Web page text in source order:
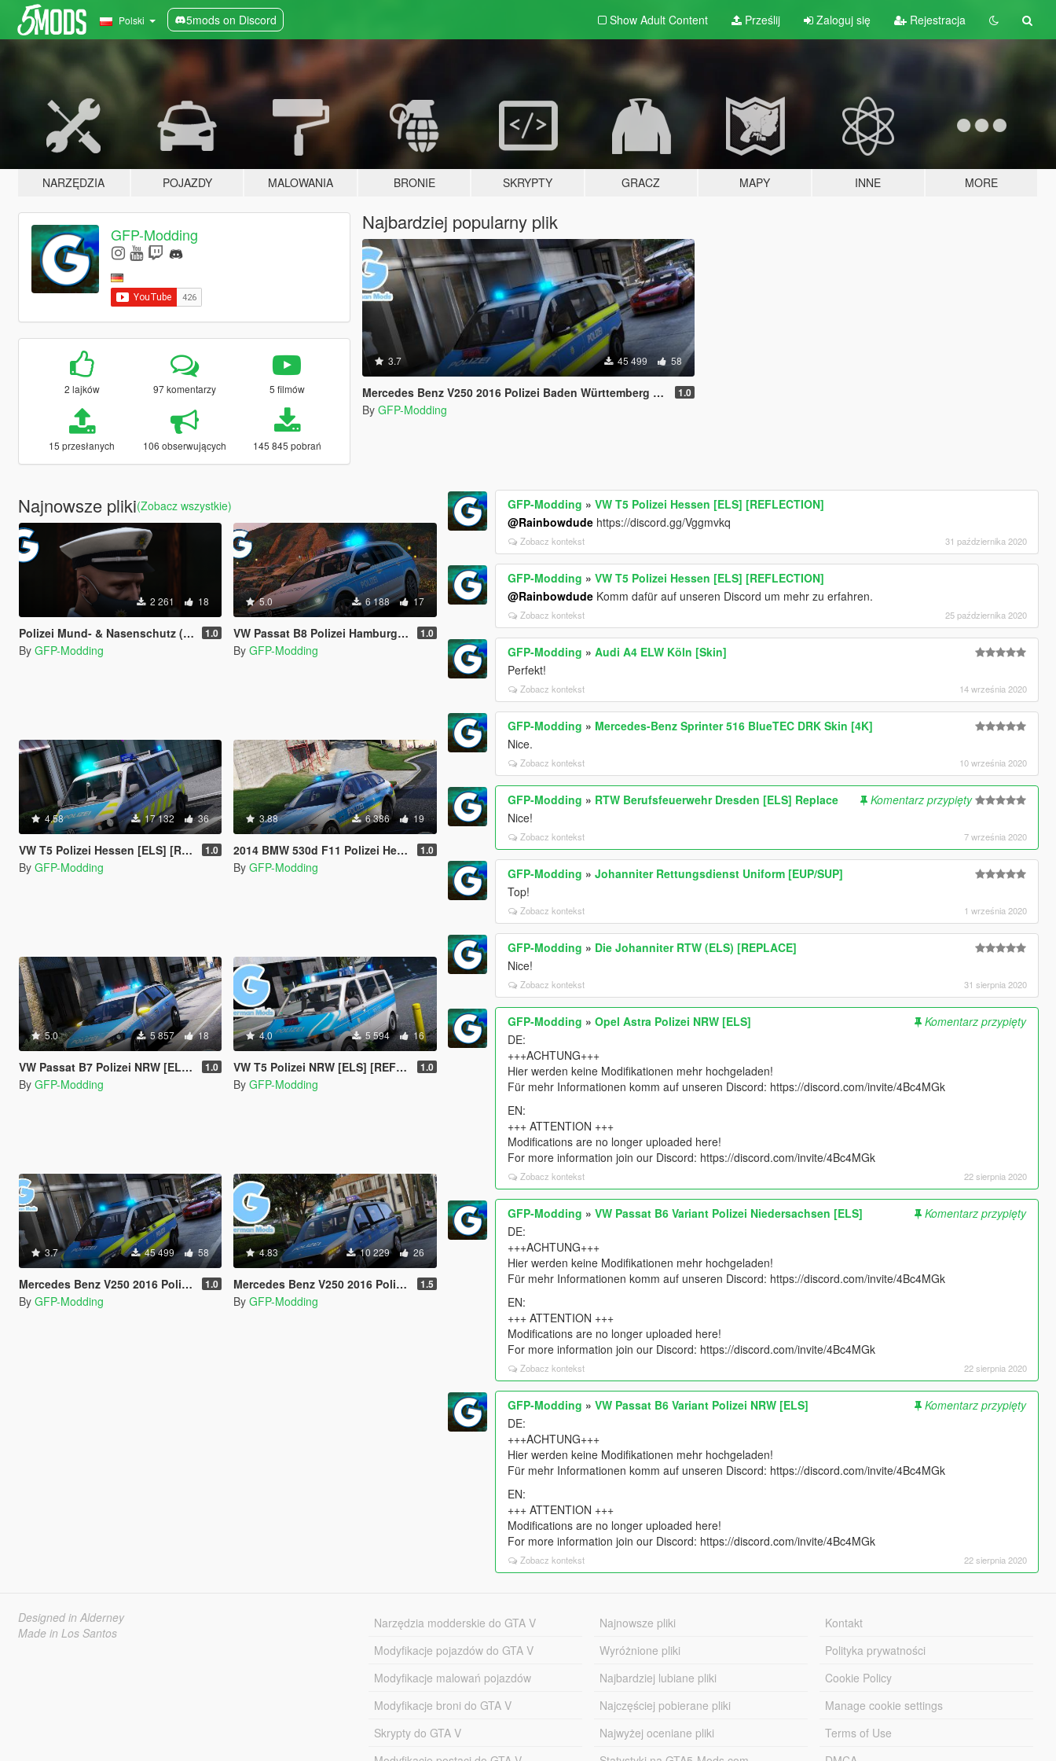
Polski 5mods on Discord Show Adult Content Prześlij Zaloguj się Rejestracja
NARZĘDZIA POJAZDY MALOWANIA BRONIE SKRYPTY GRACZ MAPY INNE MORE
GFP-Modding
2 lajków 97 komentarzy 5 filmów
15 przesłanych 106 obserwujących 145 845 pobrań
Najbardziej popularny plik
3.7 45 499 58
Mercedes Benz V250 2016 Polizei Baden Württemberg [ELS] [REFLECTION] 1.0
By GFP-Modding
Najnowsze pliki(Zobacz wszystkie)
2 261 18
Polizei Mund- & Nasenschutz (Police mask) 1.0
By GFP-Modding
5.0 6 188 17
VW Passat B8 Polizei Hamburg [ELS] 1.0
By GFP-Modding
4.58 17 132 36
VW T5 Polizei Hessen [ELS] [REFLECTION] 1.0
By GFP-Modding
3.88 6 386 19
2014 BMW 530d F11 Polizei Hessen [ELS] [REFLECTION] 1.0
By GFP-Modding
5.0 5 857 18
VW Passat B7 Polizei NRW [ELS] [REFLECTION] 1.0
By GFP-Modding
4.0 5 594 16
VW T5 Polizei NRW [ELS] [REFLECTION] 1.0
By GFP-Modding
3.7 45 499 58
Mercedes Benz V250 2016 Polizei Baden Württemberg [ELS] [REFLECTION] 1.0
By GFP-Modding
4.83 10 229 26
Mercedes Benz V250 2016 Polizei Hessen [ELS] [REFLECTION] 1.5
By GFP-Modding
GFP-Modding »VW T5 Polizei Hessen [ELS] [REFLECTION]
@Rainbowdude https://discord.gg/Vggmvkq
Zobacz kontekst 31 października 2020
GFP-Modding »VW T5 Polizei Hessen [ELS] [REFLECTION]
@Rainbowdude Komm dafür auf unseren Discord um mehr zu erfahren.
Zobacz kontekst 25 października 2020
GFP-Modding »Audi A4 ELW Köln [Skin]
Perfekt!
Zobacz kontekst 14 września 2020
GFP-Modding » Mercedes-Benz Sprinter 516 BlueTEC DRK Skin [4K]
Nice.
Zobacz kontekst 10 września 2020
GFP-Modding » RTW Berufsfeuerwehr Dresden [ELS] Replace
Komentarz przypięty
Nice!
Zobacz kontekst 7 września 2020
GFP-Modding »Johanniter Rettungsdienst Uniform [EUP/SUP]
Top!
Zobacz kontekst 1 września 2020
GFP-Modding » Die Johanniter RTW (ELS) [REPLACE]
Nice!
Zobacz kontekst 31 sierpnia 2020
GFP-Modding »Opel Astra Polizei NRW [ELS]
Komentarz przypięty
DE:
+++ACHTUNG+++
Hier werden keine Modifikationen mehr hochgeladen!
Für mehr Informationen komm auf unseren Discord: https://discord.com/invite/4Bc4MGk
EN:
+++ ATTENTION +++
Modifications are no longer uploaded here!
For more information join our Discord: https://discord.com/invite/4Bc4MGk
Zobacz kontekst 22 sierpnia 2020
GFP-Modding »VW Passat B6 Variant Polizei Niedersachsen [ELS]
Komentarz przypięty
DE:
+++ACHTUNG+++
Hier werden keine Modifikationen mehr hochgeladen!
Für mehr Informationen komm auf unseren Discord: https://discord.com/invite/4Bc4MGk
EN:
+++ ATTENTION +++
Modifications are no longer uploaded here!
For more information join our Discord: https://discord.com/invite/4Bc4MGk
Zobacz kontekst 22 sierpnia 2020
GFP-Modding »VW Passat B6 Variant Polizei NRW [ELS]
Komentarz przypięty
DE:
+++ACHTUNG+++
Hier werden keine Modifikationen mehr hochgeladen!
Für mehr Informationen komm auf unseren Discord: https://discord.com/invite/4Bc4MGk
EN:
+++ ATTENTION +++
Modifications are no longer uploaded here!
For more information join our Discord: https://discord.com/invite/4Bc4MGk
Zobacz kontekst 22 sierpnia 2020
Designed in Alderney
Made in Los Santos
Narzędzia modderskie do GTA V
Modyfikacje pojazdów do GTA V
Modyfikacje malowań pojazdów
Modyfikacje broni do GTA V
Skrypty do GTA V
Najnowsze pliki
Wyróżnione pliki
Najbardziej lubiane pliki
Najczęściej pobierane pliki
Najwyżej oceniane pliki
Kontakt
Polityka prywatności
Cookie Policy
Manage cookie settings
Terms of Use